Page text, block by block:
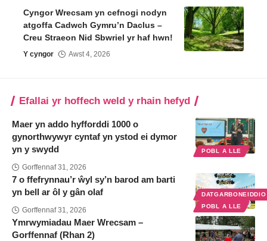
Cyngor Wrecsam yn cefnogi nodyn
atgoffa Cadwch Gymru’n Daclus –
Creu Straeon Nid Sbwriel yr haf hwn!
Y cyngor Awst 4, 2026
Efallai yr hoffech weld y rhain hefyd
POBL A LLE
Maer yn addo hyfforddi 1000 o
gynorthwywyr cyntaf yn ystod ei dymor
yn y swydd
Gorffennaf 31, 2026
POBL A LLE
7 o ffefrynnau’r ŵyl sy’n barod am barti
yn bell ar ôl y gân olaf
Gorffennaf 31, 2026
Ymrwymiadau Maer Wrecsam –
Gorffennaf (Rhan 2)